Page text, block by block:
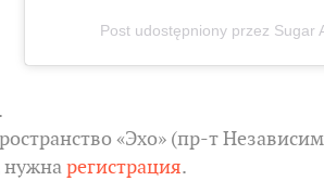
Post udostępniony przez Sugar
«Эхо» (пр-т
нужнарегистрация.